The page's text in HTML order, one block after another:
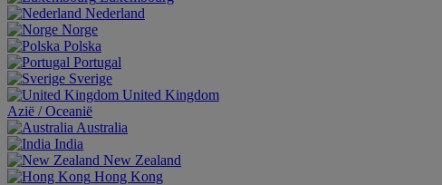
Nederland
Norge
Polska
Portugal
Sverige
United Kingdom
Aziё / Oceaniё
Australia
India
New Zealand
Hong Kong